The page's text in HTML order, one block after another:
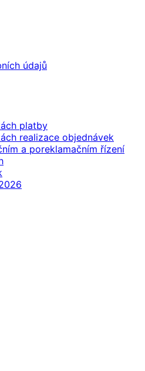
údajů
platby
realizace objednávek
a poreklamačním řízení